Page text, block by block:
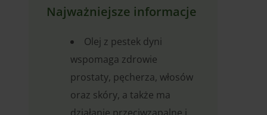
Najważniejsze informacje
Olej z pestek dyni
wspomaga zdrowie
prostaty, pęcherza, włosów
oraz skóry, a także ma